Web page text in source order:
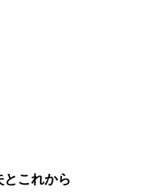
これから